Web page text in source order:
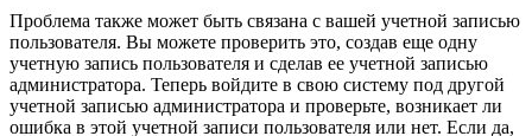
Проблема также может быть связана с вашей учетной записью
пользователя. Вы можете проверить это, создав еще одну
учетную запись пользователя и сделав ее учетной записью
администратора. Теперь войдите в свою систему под другой
учетной записью администратора и проверьте, возникает ли
ошибка в этой учетной записи пользователя или нет. Если да,